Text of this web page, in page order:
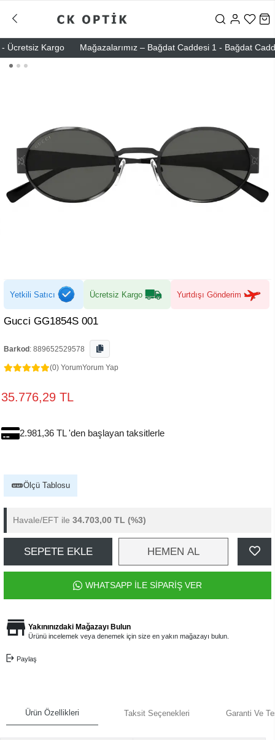
Kargo Mağazalarımız – Bağdat Caddesi 1 - Bağdat
Yetkili Satıcı Ücretsiz Kargo Yurtdışı Gönderim
Gucci GG1854S 001
Barkod : 889652529578
(0) YorumYorum Yap
35.776,29 TL
2.981,36 TL 'den başlayan taksitlerle
Ölçü Tablosu
Havale/EFT ile 34.703,00 TL (%3)
SEPETE EKLE HEMEN AL
WHATSAPP İLE SİPARİŞ VER
Yakınınızdaki Mağazayı Bulun
Ürünü incelemek veya denemek için size en yakın mağazayı bulun.
Paylaş
Ürün Özellikleri Taksit Seçenekleri Garanti Ve